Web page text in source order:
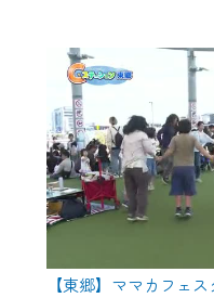
【東郷】ママカフェ